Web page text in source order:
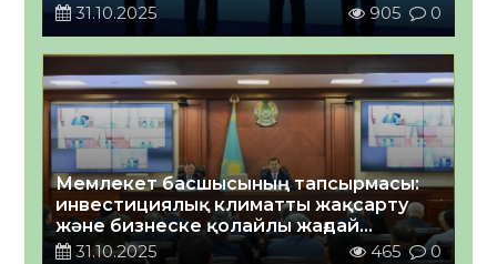
31.10.2025
905 0
Мемлекет басшысының тапсырмасы:
инвестициялық климатты жақсарту
және бизнеске қолайлы жағдай
жасауды жалғастыру
31.10.2025 465 0